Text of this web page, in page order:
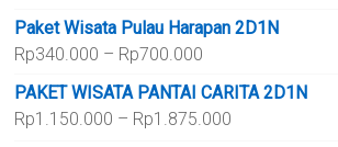
Rp2.100.000
Rp950.000
Rp1.950.000
Paket Wisata Pulau Harapan 2D1N
Rp340.000 – Rp700.000
harga:
Rp340.000
hingga
PAKET WISATA PANTAI CARITA 2D1N
Rp1.150.000 – Rp1.875.000